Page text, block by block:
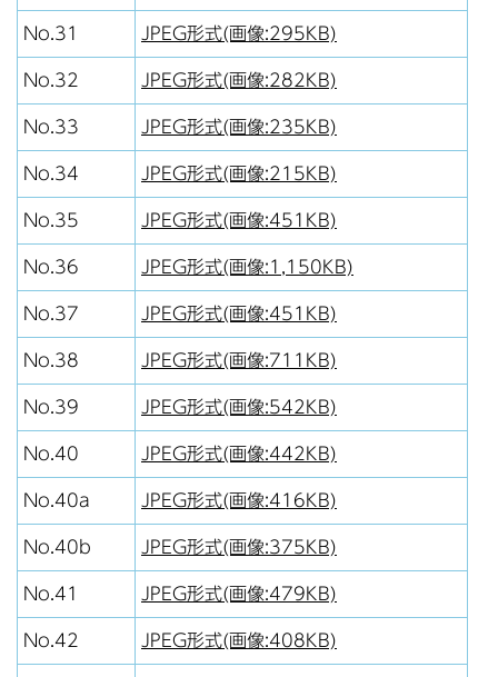
No.31 JPEG形式(画像:295KB)
No.32 JPEG形式(画像:282KB)
No.33 JPEG形式(画像:235KB)
No.34 JPEG形式(画像:215KB)
No.35 JPEG形式(画像:451KB)
No.36 JPEG形式(画像:1,150KB)
No.37 JPEG形式(画像:451KB)
No.38 JPEG形式(画像:711KB)
No.39 JPEG形式(画像:542KB)
No.40 JPEG形式(画像:442KB)
No.40a JPEG形式(画像:416KB)
No.40b JPEG形式(画像:375KB)
No.41 JPEG形式(画像:479KB)
No.42 JPEG形式(画像:408KB)